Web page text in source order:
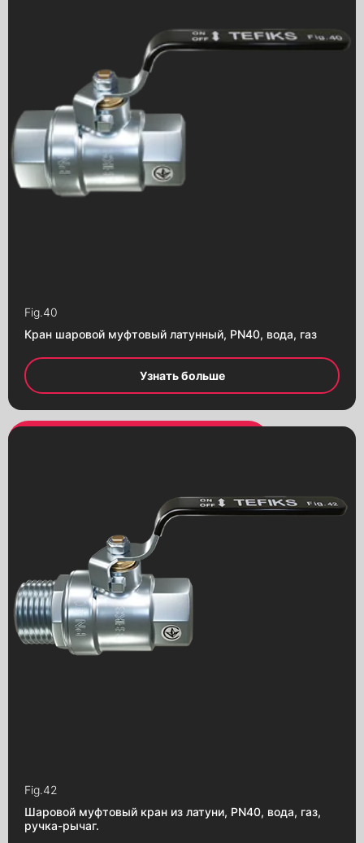
Предохранительные клапаны
Фильтры осадочные
Конденсатоотводчики
Электроприводы
Пневмоприводы
Редукторы червячные
Fig.40
Кран шаровой муфтовый латунный, PN40, вода, газ
Узнать больше
Fig.42
Шаровой муфтовый кран из латуни, PN40, вода, газ,
ручка-рычаг.